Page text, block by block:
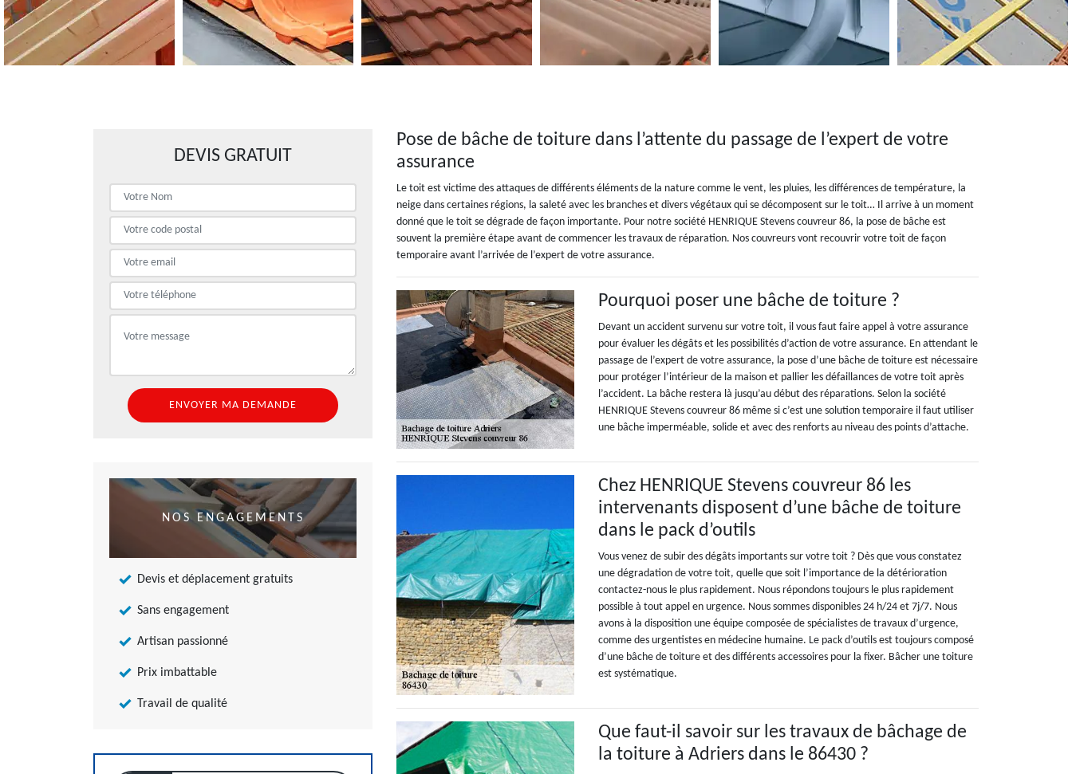
DEVIS GRATUIT
NOS ENGAGEMENTS
Devis et déplacement gratuits
Sans engagement
Artisan passionné
Prix imbattable
Travail de qualité
Pose de bâche de toiture dans l’attente du passage de l’expert de votre
assurance
Le toit est victime des attaques de différents éléments de la nature comme le vent, les pluies, les différences de température, la
neige dans certaines régions, la saleté avec les branches et divers végétaux qui se décomposent sur le toit… Il arrive à un moment
donné que le toit se dégrade de façon importante. Pour notre société HENRIQUE Stevens couvreur 86, la pose de bâche est
souvent la première étape avant de commencer les travaux de réparation. Nos couvreurs vont recouvrir votre toit de façon
temporaire avant l’arrivée de l’expert de votre assurance.
Pourquoi poser une bâche de toiture ?
Devant un accident survenu sur votre toit, il vous faut faire appel à votre assurance
pour évaluer les dégâts et les possibilités d’action de votre assurance. En attendant le
passage de l’expert de votre assurance, la pose d’une bâche de toiture est nécessaire
pour protéger l’intérieur de la maison et pallier les défaillances de votre toit après
l’accident. La bâche restera là jusqu’au début des réparations. Selon la société
HENRIQUE Stevens couvreur 86 même si c’est une solution temporaire il faut utiliser
une bâche imperméable, solide et avec des renforts au niveau des points d’attache.
Chez HENRIQUE Stevens couvreur 86 les
intervenants disposent d’une bâche de toiture
dans le pack d’outils
Vous venez de subir des dégâts importants sur votre toit ? Dès que vous constatez
une dégradation de votre toit, quelle que soit l’importance de la détérioration
contactez-nous le plus rapidement. Nous répondons toujours le plus rapidement
possible à tout appel en urgence. Nous sommes disponibles 24 h/24 et 7j/7. Nous
avons à la disposition une équipe composée de spécialistes de travaux d’urgence,
comme des urgentistes en médecine humaine. Le pack d’outils est toujours composé
d’une bâche de toiture et des différents accessoires pour la fixer. Bâcher une toiture
est systématique.
Que faut-il savoir sur les travaux de bâchage de
la toiture à Adriers dans le 86430 ?